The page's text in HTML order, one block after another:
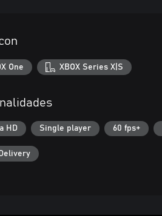
One XBOX Series X|S
HD Single player 60 fps+